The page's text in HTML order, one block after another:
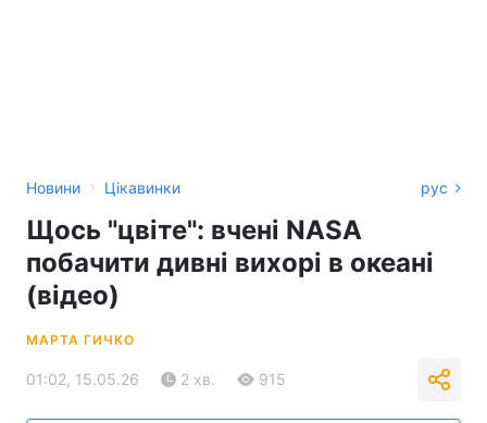
Новини › Цікавинки рус
Щось "цвіте": вчені NASA
побачити дивні вихорі в океані
(відео)
МАРТА ГИЧКО
01:02, 15.05.26 2 хв. 915